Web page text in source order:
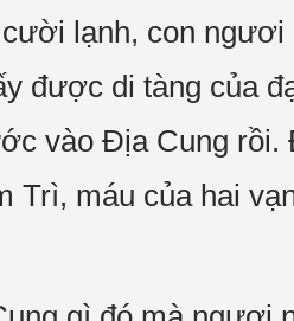
lạnh, con
được di tàng của
vào Địa Cung
Trì, máu của hai